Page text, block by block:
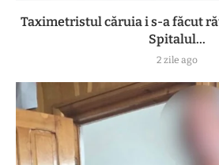
Taximetristul căruia i s-a făcut
Spitalul...
2 zile ago